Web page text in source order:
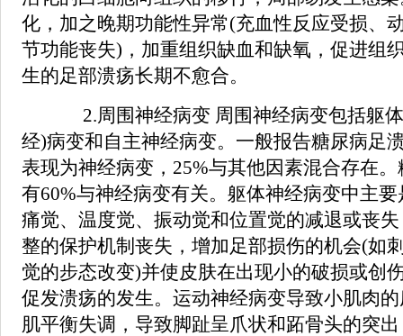
化，加之晚期功能性异常(充血性反应受损、
节功能丧失)，加重组织缺血和缺氧，促进组
生的足部溃疡长期不愈合。
2.周围神经病变 周围神经病变包括躯
经)病变和自主神经病变。一般报告糖尿病足
表现为神经病变，25%与其他因素混合存在
有60%与神经病变有关。躯体神经病变中主
痛觉、温度觉、振动觉和位置觉的减退或丧
整的保护机制丧失，增加足部损伤的机会(如
觉的步态改变)并使皮肤在出现小的破损或创
促发溃疡的发生。运动神经病变导致小肌肉
肌平衡失调，导致脚趾呈爪状和跖骨头的突